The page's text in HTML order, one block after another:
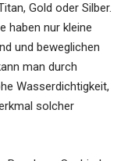
Gold oder Silber.
haben nur kleine
und beweglichen
man durch
Wasserdichtigkeit,
solcher